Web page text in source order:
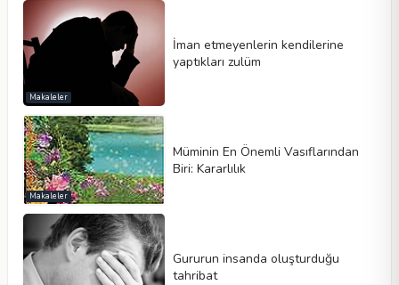
Makaleler
İman etmeyenlerin kendilerine
yaptıkları zulüm
Makaleler
Müminin En Önemli Vasıflarından
Biri: Kararlılık
Gururun insanda oluşturduğu
tahribat